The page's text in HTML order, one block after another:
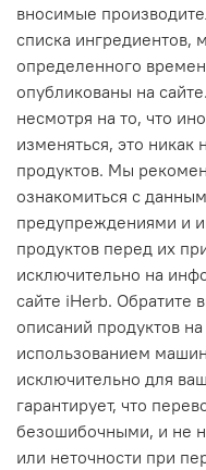
вносимые
списка ингредиентов,
определенного
опубликованы на
несмотря на то, что
изменяться, это никак
продуктов. Мы
ознакомиться с
предупреждениями и
продуктов перед их
исключительно на
сайте iHerb. Обратите
описаний продуктов
использованием
исключительно для
гарантирует, что
безошибочными, и не
или неточности при